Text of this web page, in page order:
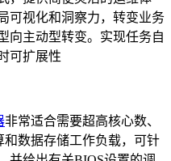
可视化和洞察力，转变业务
向主动型转变。实现任务自
可扩展性
非常适合需要超高核心数、
和数据存储工作负载，可针